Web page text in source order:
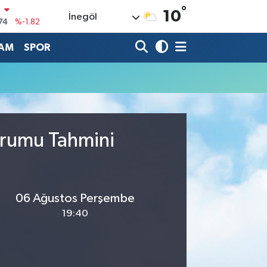
%-1.82
%0.02
%0.18
%0
İnegöl 10°
SPOR
Tahmini
06 Ağustos Perşembe
19:40